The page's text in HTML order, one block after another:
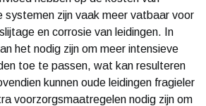
systemen zijn vaak meer vatbaar voor
en corrosie van leidingen. In
het nodig zijn om meer intensieve
toe te passen, wat kan resulteren
kunnen oude leidingen fragieler
voorzorgsmaatregelen nodig zijn om